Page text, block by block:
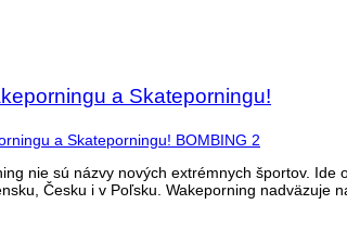
a Skateporningu!
nie sú názvy nových extrémnych športov.
Česku i v Poľsku. Wakeporning nadväzuje